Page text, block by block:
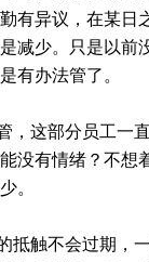
有异议，在某日
减少。只是以前
有办法管了。
这部分员工一
没有情绪？不想
。
触不会过期，